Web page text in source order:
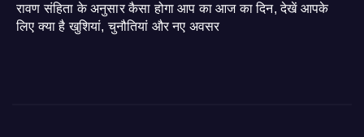
रावण संहिता के अनुसार कैसा होगा आप का आज का दिन, देखें आपके
लिए क्या है खुशियां, चुनौतियां और नए अवसर